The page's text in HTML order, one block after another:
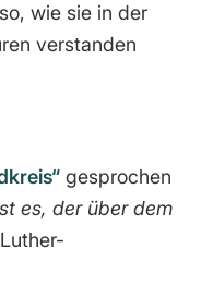
wie sie in der
verstanden
gesprochen
es, der über dem